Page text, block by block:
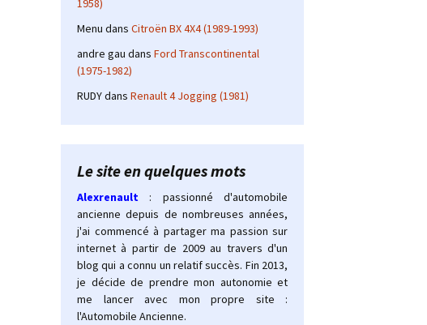
1958)
Menu dans Citroën BX 4X4 (1989-1993)
andre gau dans Ford Transcontinental
(1975-1982)
RUDYdans Renault 4 Jogging (1981)
Le site en quelques mots
Alexrenault
: passionné d'automobile
ancienne depuis de nombreuses années,
j'ai commencé à partager ma passion sur
internet à partir de 2009 au travers d'un
blog qui a connu un relatif succès. Fin 2013,
je décide de prendre mon autonomie et
me lancer avec mon propre site :
l'Automobile Ancienne.